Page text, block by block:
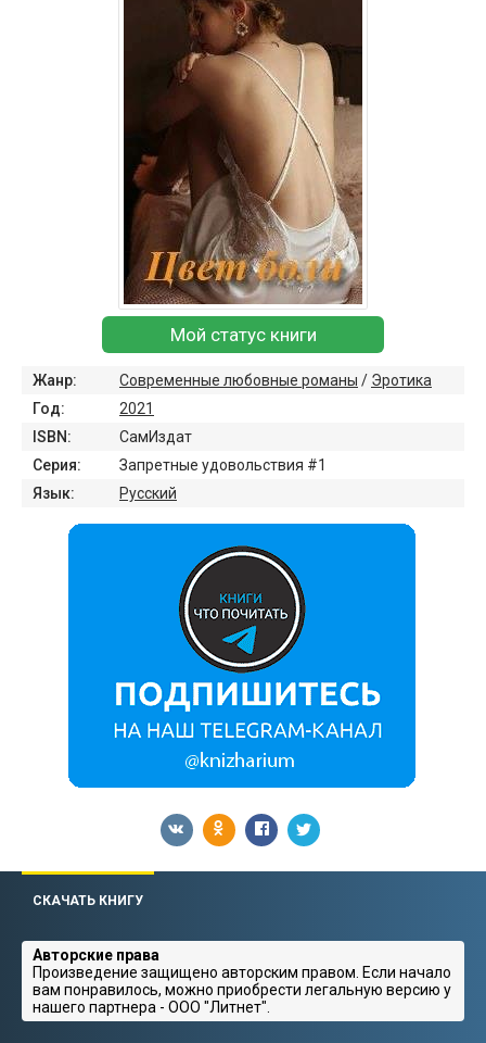
Мой статус книги
Жанр: Современные любовные романы / Эротика
Год:
2021
ISBN:
СамИздат
Серия:
Запретные удовольствия #1
Язык:
Русский
СКАЧАТЬ КНИГУ
Авторские права
Произведение защищено авторским правом. Если начало
вам понравилось, можно приобрести легальную версию у
нашего партнера - ООО "Литнет".